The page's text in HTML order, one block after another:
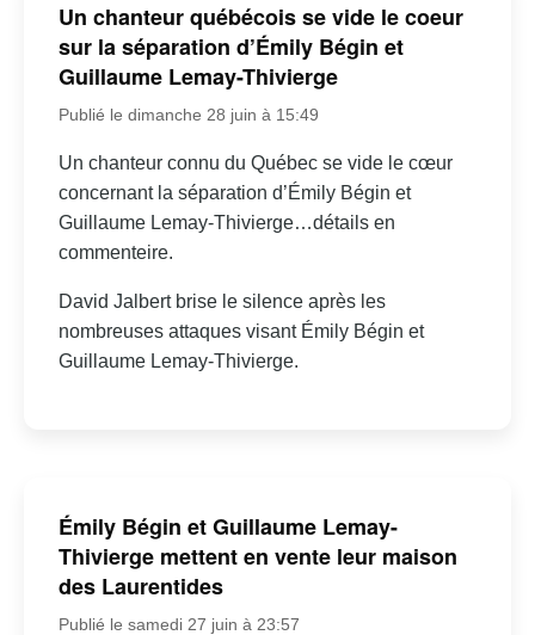
Un chanteur québécois se vide le coeur
sur la séparation d’Émily Bégin et
Guillaume Lemay-Thivierge
Publié le dimanche 28 juin à 15:49
Un chanteur connu du Québec se vide le cœur
concernant la séparation d’Émily Bégin et
Guillaume Lemay-Thivierge…détails en
commenteire.
David Jalbert brise le silence après les
nombreuses attaques visant Émily Bégin et
Guillaume Lemay-Thivierge.
Émily Bégin et Guillaume Lemay-
Thivierge mettent en vente leur maison
des Laurentides
Publié le samedi 27 juin à 23:57